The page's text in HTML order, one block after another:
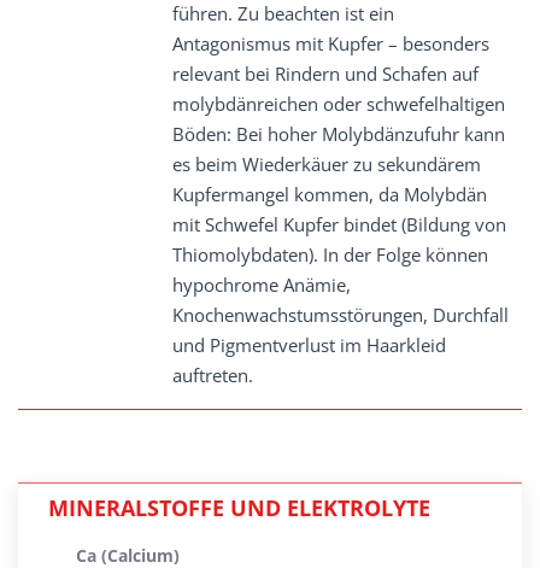
führen. Zu beachten ist ein
Antagonismus mit Kupfer – besonders
relevant bei Rindern und Schafen auf
molybdänreichen oder schwefelhaltigen
Böden: Bei hoher Molybdänzufuhr kann
es beim Wiederkäuer zu sekundärem
Kupfermangel kommen, da Molybdän
mit Schwefel Kupfer bindet (Bildung von
Thiomolybdaten). In der Folge können
hypochrome Anämie,
Knochenwachstumsstörungen, Durchfall
und Pigmentverlust im Haarkleid
auftreten.
MINERALSTOFFE UND ELEKTROLYTE
Ca (Calcium)